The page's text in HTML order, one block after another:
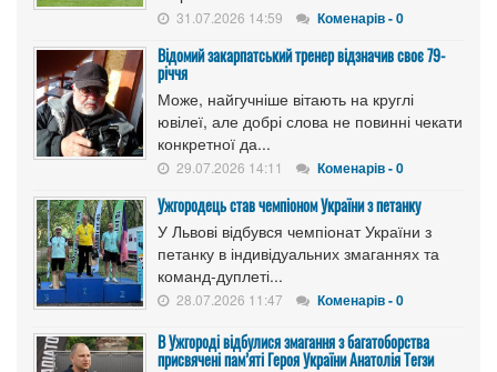
31.07.2026 14:59 Коменарів - 0
Відомий закарпатський тренер відзначив своє 79-
річчя
Може, найгучніше вітають на круглі
ювілеї, але добрі слова не повинні чекати
конкретної да...
29.07.2026 14:11 Коменарів - 0
Ужгородець став чемпіоном України з петанку
У Львові відбувся чемпіонат України з
петанку в індивідуальних змаганнях та
команд-дуплеті...
28.07.2026 11:47 Коменарів - 0
В Ужгороді відбулися змагання з багатоборства
присвячені пам’яті Героя України Анатолія Тегзи